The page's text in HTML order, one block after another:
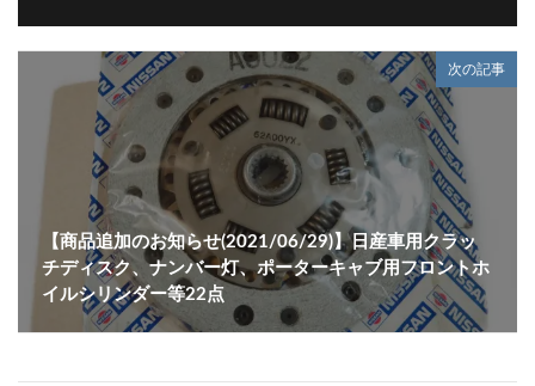
次の記事
【商品追加のお知らせ(2021/06/29)】日産車用クラッ
チディスク、ナンバー灯、ポーターキャブ用フロントホ
イルシリンダー等22点